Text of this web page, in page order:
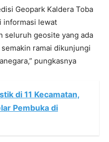
Geopark Kaldera Toba
informasi lewat
seluruh geosite yang ada
ramai dikunjungi
pungkasnya
di 11 Kecamatan,
Pembuka di